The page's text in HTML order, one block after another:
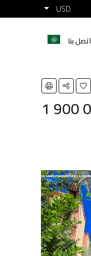
USD
اتصل بنا